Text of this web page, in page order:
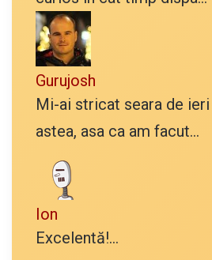
Gurujosh
Mi-ai stricat seara de
astea, asa ca am facut...
Ion
Excelentă!...